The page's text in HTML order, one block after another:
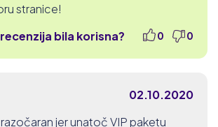
stranice!
recenzija bila korisna?
0 0
02.10.2020
jer unatoč VIP paketu